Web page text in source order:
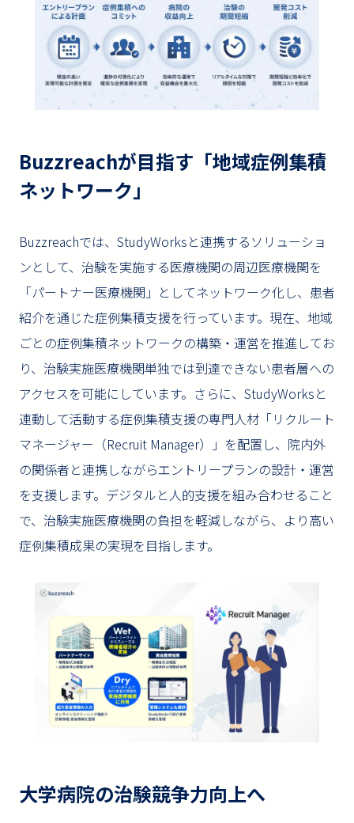
Buzzreachが目指す「地域症例集積
ネットワーク」
Buzzreachでは、StudyWorksと連携するソリューショ
ンとして、治験を実施する医療機関の周辺医療機関を
「パートナー医療機関」としてネットワーク化し、患者
紹介を通じた症例集積支援を行っています。現在、地域
ごとの症例集積ネットワークの構築・運営を推進してお
り、治験実施医療機関単独では到達できない患者層への
アクセスを可能にしています。さらに、StudyWorksと
連動して活動する症例集積支援の専門人材「リクルート
マネージャー（Recruit Manager）」を配置し、院内外
の関係者と連携しながらエントリープランの設計・運営
を支援します。デジタルと人的支援を組み合わせること
で、治験実施医療機関の負担を軽減しながら、より高い
症例集積成果の実現を目指します。
大学病院の治験競争力向上へ